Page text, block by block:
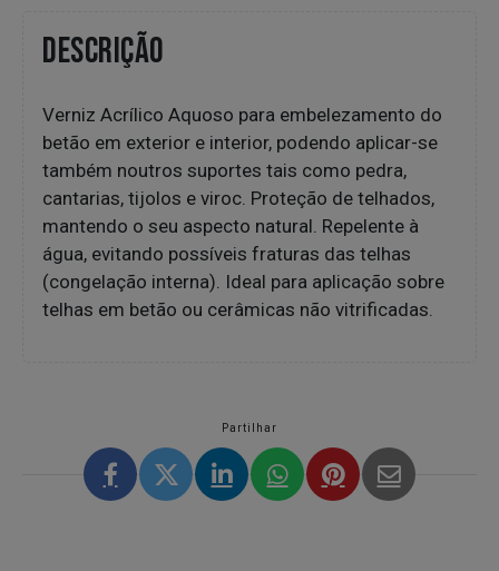
DESCRIÇÃO
Verniz Acrílico Aquoso para embelezamento do
betão em exterior e interior, podendo aplicar-se
também noutros suportes tais como pedra,
cantarias, tijolos e viroc. Proteção de telhados,
mantendo o seu aspecto natural. Repelente à
água, evitando possíveis fraturas das telhas
(congelação interna). Ideal para aplicação sobre
telhas em betão ou cerâmicas não vitrificadas.
Partilhar